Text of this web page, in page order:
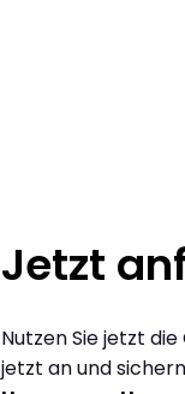
Jetzt
Nutzen Sie jetzt
jetzt an und